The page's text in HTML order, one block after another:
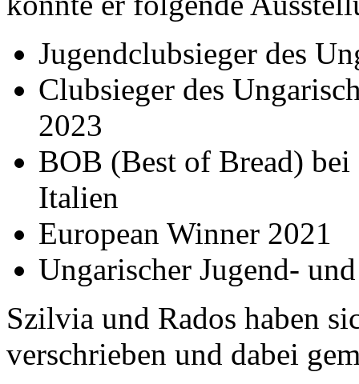
Jugendclubsieger des
Clubsieger des
2023
BOB (Best of Bread)
Italien
European Winner 2021
Ungarischer Jugend-
Szilvia und Rados haben
verschrieben und dabei